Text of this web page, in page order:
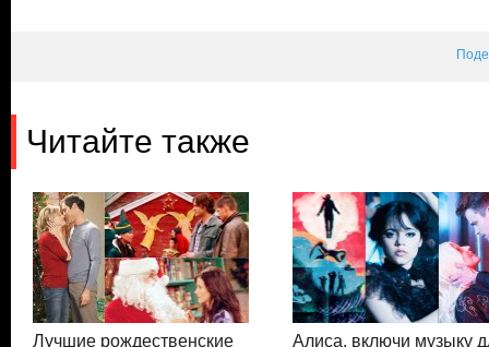
Читайте также
Лучшие рождественские Алиса, включи музыку